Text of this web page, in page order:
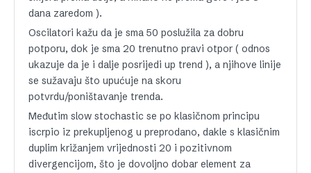
dana zaredom ).
Oscilatori kažu da je sma 50 poslužila za dobru
potporu, dok je sma 20 trenutno pravi otpor ( odnos
ukazuje da je i dalje posrijedi up trend ), a njihove linije
se sužavaju što upućuje na skoru
potvrdu/poništavanje trenda.
Međutim slow stochastic se po klasičnom principu
iscrpio iz prekupljenog u preprodano, dakle s klasičnim
duplim križanjem vrijednosti 20 i pozitivnom
divergencijom, što je dovoljno dobar element za